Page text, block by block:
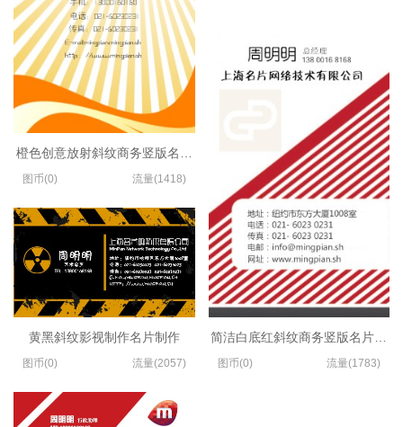
橙色创意放射斜纹商务竖版名片设计
图币(0) 流量(1418)
黄黑斜纹影视制作名片制作
图币(0) 流量(2057)
简洁白底红斜纹商务竖版名片模板
图币(0) 流量(1783)